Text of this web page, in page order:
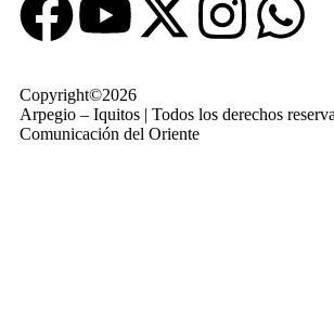
Copyright©2026
Arpegio – Iquitos | Todos los derechos
Comunicación del Oriente